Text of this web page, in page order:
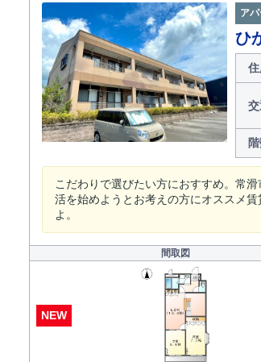
アパ
ひ
こだわりで選びたい方におすすめ。常
活を始めようとお考えの方にオススメ
よ。
間取図
NEW